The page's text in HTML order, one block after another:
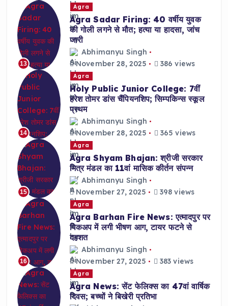
13
Agra
Agra Sadar Firing: 40 वर्षीय युवक
की गोली लगने से मौत; हत्या या हादसा, जांच
जारी
Abhimanyu Singh
November 28, 2025
386 views
14
Agra
Holy Public Junior College: 7वीं
हरेश तोमर डांस चैंपियनशिप; सिम्पकिन्स स्कूल
प्रथम
Abhimanyu Singh
November 28, 2025
365 views
15
Agra
Agra Shyam Bhajan: श्रीजी सरकार
मित्र मंडल का 11वां मासिक कीर्तन संपन्न
Abhimanyu Singh
November 27, 2025
398 views
16
Agra
Agra Barhan Fire News: एत्मादपुर पर
पिकअप में लगी भीषण आग, टायर फटने से
दहशत
Abhimanyu Singh
November 27, 2025
383 views
Agra
Agra News: सेंट फेलिक्स का 47वां वार्षिक
दिवस; बच्चों ने बिखेरी प्रतिभा